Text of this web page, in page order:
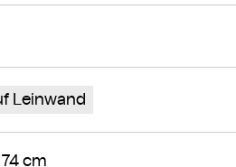
Leinwand
cm